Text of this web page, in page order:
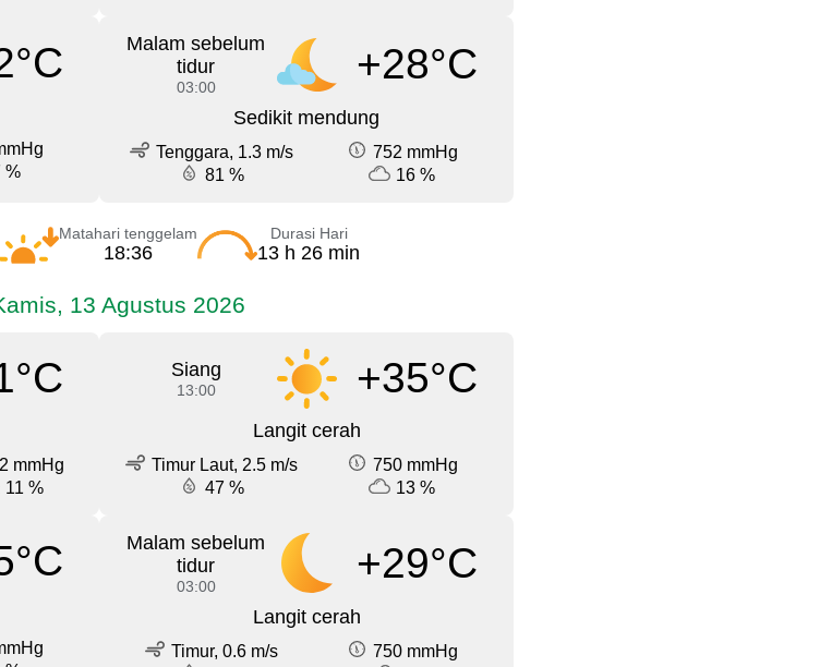
%
Malam sebelum
tidur
03:00 +28°C
Sedikit mendung
Tenggara, 1.3 m/s
752 mmHg
81 %
16 %
Matahari tenggelam
18:36
Durasi Hari
13 h 26 min
13 Agustus 2026
mmHg
11 %
Siang
13:00 +35°C
Langit cerah
Timur Laut, 2.5 m/s
750 mmHg
47 %
13 %
Malam sebelum
tidur
03:00 +29°C
Langit cerah
Timur, 0.6 m/s
750 mmHg